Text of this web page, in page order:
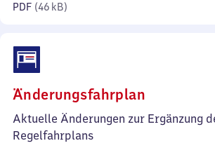
PDF (46 kB)
Änderungsfahrplan
100
Aktuelle Änderungen zur Ergänzung
Regelfahrplans